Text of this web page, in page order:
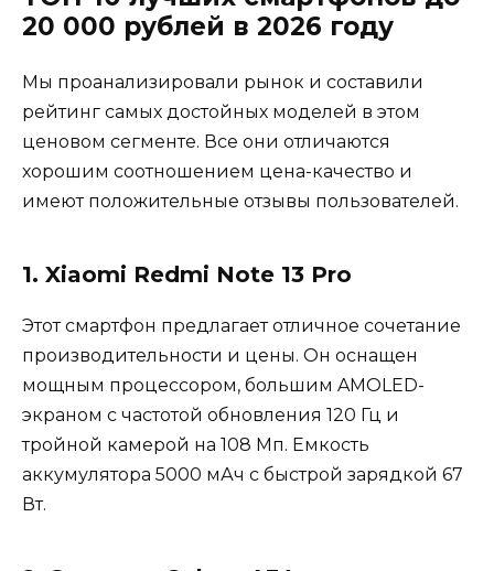
20 000 рублей в 2026 году
Мы проанализировали рынок и составили
рейтинг самых достойных моделей в этом
ценовом сегменте. Все они отличаются
хорошим соотношением цена-качество и
имеют положительные отзывы пользователей.
1. Xiaomi Redmi Note 13 Pro
Этот смартфон предлагает отличное сочетание
производительности и цены. Он оснащен
мощным процессором, большим AMOLED-
экраном с частотой обновления 120 Гц и
тройной камерой на 108 Мп. Емкость
аккумулятора 5000 мАч с быстрой зарядкой 67
Вт.